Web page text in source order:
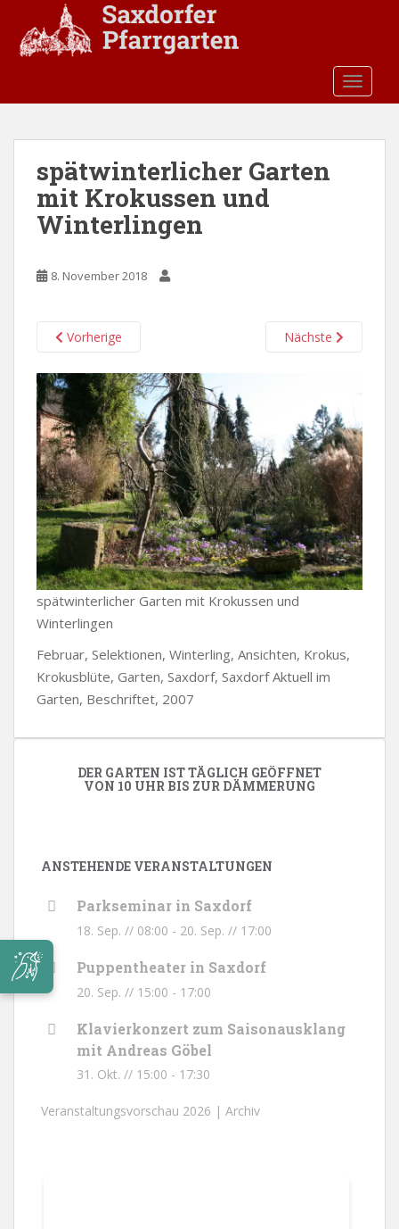
spätwinterlicher Garten
mit Krokussen und
Winterlingen
8. November 2018
Vorherige Nächste
spätwinterlicher Garten mit Krokussen und
Winterlingen
Februar, Selektionen, Winterling, Ansichten, Krokus,
Krokusblüte, Garten, Saxdorf, Saxdorf Aktuell im
Garten, Beschriftet, 2007
DER GARTEN IST TÄGLICH GEÖFFNET
VON 10 UHR BIS ZUR DÄMMERUNG
ANSTEHENDE VERANSTALTUNGEN
Parkseminar in Saxdorf
18. Sep. // 08:00 - 20. Sep. // 17:00
Puppentheater in Saxdorf
20. Sep. // 15:00 - 17:00
Klavierkonzert zum Saisonausklang
mit Andreas Göbel
31. Okt. // 15:00 - 17:30
Veranstaltungsvorschau 2026 | Archiv